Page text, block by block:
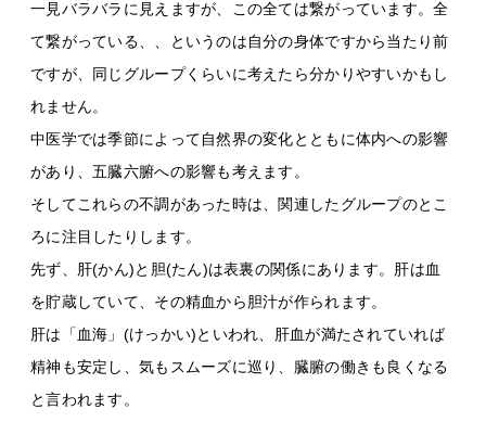
一見バラバラに見えますが、この全ては繋がっています。全
て繋がっている、、というのは自分の身体ですから当たり前
ですが、同じグループくらいに考えたら分かりやすいかもし
れません。
中医学では季節によって自然界の変化とともに体内への影響
があり、五臓六腑への影響も考えます。
そしてこれらの不調があった時は、関連したグループのとこ
ろに注目したりします。
先ず、肝(かん)と胆(たん)は表裏の関係にあります。肝は血
を貯蔵していて、その精血から胆汁が作られます。
肝は「血海」(けっかい)といわれ、肝血が満たされていれば
精神も安定し、気もスムーズに巡り、臓腑の働きも良くなる
と言われます。